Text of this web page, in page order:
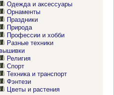
Одежда и аксессуары
Орнаменты
Праздники
Природа
Профессии и хобби
Разные техники
вышивки
Религия
Спорт
Техника и транспорт
Фэнтези
Цветы и растения